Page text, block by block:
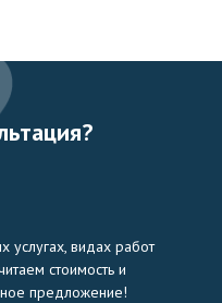
видах работ
стоимость и
предложение!